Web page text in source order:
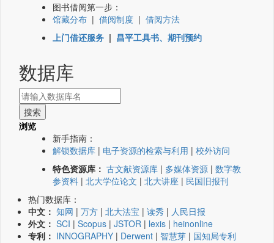
图书借阅第一步：
馆藏分布 | 借阅制度 | 借阅方法
上门借还服务 | 昌平工具书、期刊预约
数据库
浏览
新手指南：
解锁数据库 | 电子资源的检索与利用 | 校外访问
特色资源库： 古文献资源库 | 多媒体资源 | 数字教
参资料 | 北大学位论文 | 北大讲座 | 民国旧报刊
热门数据库：
中文： 知网 | 万方 | 北大法宝 | 读秀 | 人民日报
外文： SCI | Scopus | JSTOR | lexis | heinonline
专利： INNOGRAPHY | Derwent | 智慧芽 | 国知局专利